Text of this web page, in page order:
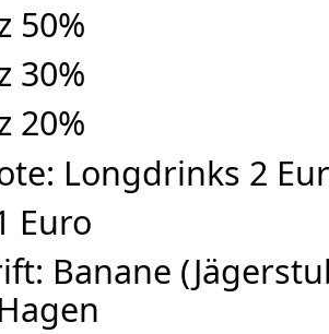
50%
30%
20%
Longdrinks 2
Euro
Banane